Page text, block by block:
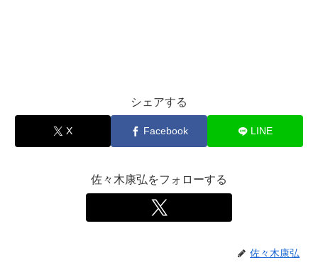
シェアする
X Facebook LINE
佐々木康弘をフォローする
佐々木康弘